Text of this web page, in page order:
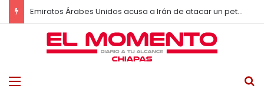
Google elimina funciones clave de Gmail y desata cambios en millones de usuarios
Menu